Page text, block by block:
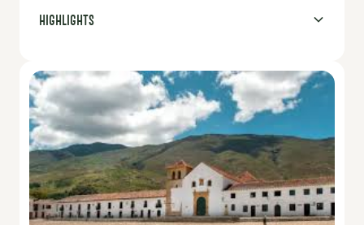
HIGHLIGHTS